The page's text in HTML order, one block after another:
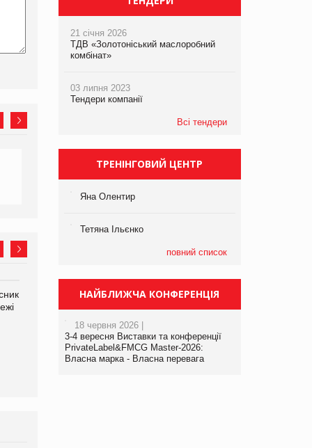
Олексій Логачов-Михайлов
департаменту з
виробництва
Яна Сараніна, директор
21 січня 2026
ТДВ «Золотоніський маслоробний
комбінат»
03 липня 2023
Тендери компанії
Всі тендери
ТРЕНІНГОВИЙ ЦЕНТР
Яна Олентир
Тетяна Ільєнко
повний список
НАЙБЛИЖЧА КОНФЕРЕНЦІЯ
18 червня 2026 |
3-4 вересня Виставки та конференції
PrivateLabel&FMCG Master-2026:
Власна марка - Власна перевага